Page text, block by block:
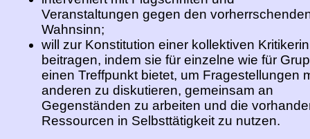
Veranstaltungen gegen den
Wahnsinn;
will zur Konstitution einer kollektiven Kritikerin
beitragen, indem sie für einzelne wie für
einen Treffpunkt bietet, um Fragestellungen
anderen zu diskutieren, gemeinsam an
Gegenständen zu arbeiten und die
Ressourcen in Selbsttätigkeit zu nutzen.